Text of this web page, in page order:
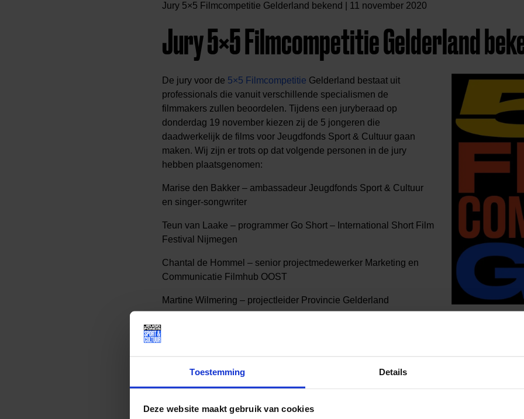
Toestemming Details
Deze website maakt gebruik van cookies
Jury 5×5 Filmcompetitie Gelderland bekend | 11 november 2020
Jury 5×5 Filmcompetitie Gelderland
De jury voor de 5×5 Filmcompetitie Gelderland bestaat uit
professionals die vanuit verschillende specialismen de
filmmakers zullen beoordelen. Tijdens een juryberaad op
donderdag 19 november kiezen zij de 5 jongeren die
daadwerkelijk de films voor Jeugdfonds Sport & Cultuur gaan
maken. Wij zijn er trots op dat volgende personen in de jury
hebben plaatsgenomen:
Marise den Bakker – ambassadeur Jeugdfonds Sport & Cultuur
en singer-songwriter
Teun van Laake – programmer Go Short – International Short Film
Festival Nijmegen
Chantal de Hommel – senior projectmedewerker Marketing en
Communicatie Filmhub OOST
Martine Wilmering – projectleider Provincie Gelderland
Lees meer nieuws